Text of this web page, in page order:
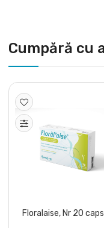
Cumpără cu
Floralaise, Nr 20